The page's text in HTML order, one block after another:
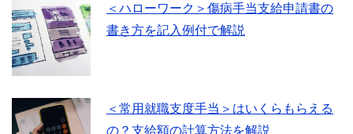
＜ハローワーク＞傷病手当支給申請書の
書き方を記入例付で解説
＜常用就職支度手当＞はいくらもらえる
の？支給額の計算方法を解説